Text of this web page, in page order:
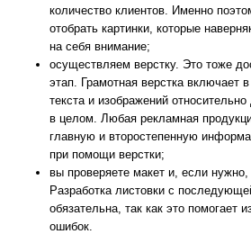
количество клиентов. Именно
отобрать картинки, которые
на себя внимание;
осуществляем верстку. Это тоже
этап. Грамотная верстка включает
текста и изображений
в целом. Любая рекламная
главную и второстепенную
при помощи верстки;
вы проверяете макет и, если
Разработка листовки с
обязательна, так как это помогает
ошибок.